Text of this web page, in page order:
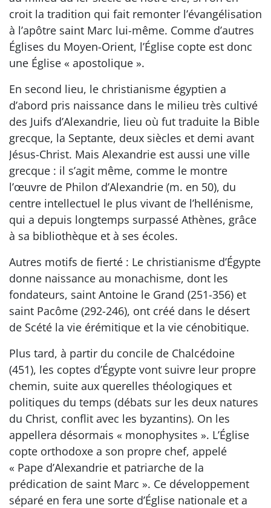
croit la tradition qui fait remonter l’évangélisation
à l’apôtre saint Marc lui-même. Comme d’autres
Églises du Moyen-Orient, l’Église copte est donc
une Église « apostolique ».
En second lieu, le christianisme égyptien a
d’abord pris naissance dans le milieu très cultivé
des Juifs d’Alexandrie, lieu où fut traduite la Bible
grecque, la Septante, deux siècles et demi avant
Jésus-Christ. Mais Alexandrie est aussi une ville
grecque : il s’agit même, comme le montre
l’œuvre de Philon d’Alexandrie (m. en 50), du
centre intellectuel le plus vivant de l’hellénisme,
qui a depuis longtemps surpassé Athènes, grâce
à sa bibliothèque et à ses écoles.
Autres motifs de fierté : Le christianisme d’Égypte
donne naissance au monachisme, dont les
fondateurs, saint Antoine le Grand (251-356) et
saint Pacôme (292-246), ont créé dans le désert
de Scété la vie érémitique et la vie cénobitique.
Plus tard, à partir du concile de Chalcédoine
(451), les coptes d’Égypte vont suivre leur propre
chemin, suite aux querelles théologiques et
politiques du temps (débats sur les deux natures
du Christ, conflit avec les byzantins). On les
appellera désormais « monophysites ». L’Église
copte orthodoxe a son propre chef, appelé
« Pape d’Alexandrie et patriarche de la
prédication de saint Marc ». Ce développement
séparé en fera une sorte d’Église nationale et a